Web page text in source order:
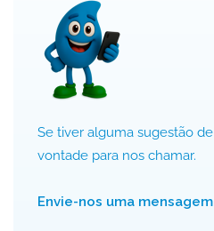
Se tiver alguma sugestão
vontade para nos chamar.
Envie-nos uma mensagem